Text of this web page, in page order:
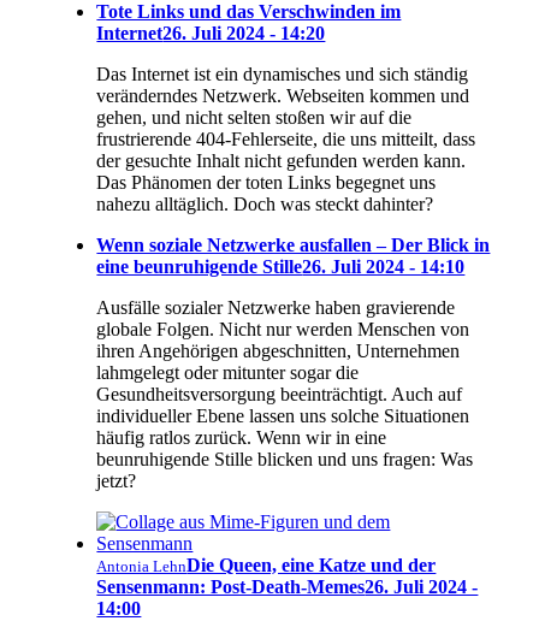
Tote Links und das Verschwinden im
Internet26. Juli 2024 - 14:20
Das Internet ist ein dynamisches und sich ständig
veränderndes Netzwerk. Webseiten kommen und
gehen, und nicht selten stoßen wir auf die
frustrierende 404-Fehlerseite, die uns mitteilt, dass
der gesuchte Inhalt nicht gefunden werden kann.
Das Phänomen der toten Links begegnet uns
nahezu alltäglich. Doch was steckt dahinter?
Wenn soziale Netzwerke ausfallen – Der Blick in
eine beunruhigende Stille26. Juli 2024 - 14:10
Ausfälle sozialer Netzwerke haben gravierende
globale Folgen. Nicht nur werden Menschen von
ihren Angehörigen abgeschnitten, Unternehmen
lahmgelegt oder mitunter sogar die
Gesundheitsversorgung beeinträchtigt. Auch auf
individueller Ebene lassen uns solche Situationen
häufig ratlos zurück. Wenn wir in eine
beunruhigende Stille blicken und uns fragen: Was
jetzt?
Antonia LehnDie Queen, eine Katze und der
Sensenmann: Post-Death-Memes26. Juli 2024 -
14:00